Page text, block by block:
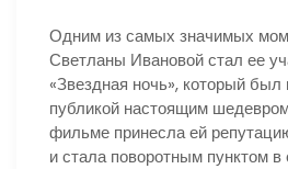
Одним из самых значимых
Светланы Ивановой стал ее
«Звездная ночь», который был
публикой настоящим
фильме принесла ей
и стала поворотным пунктом в